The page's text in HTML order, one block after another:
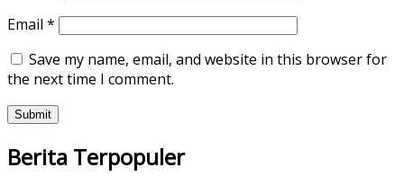
Email *
Save my name, email, and website in this browser for
the next time I comment.
Berita Terpopuler